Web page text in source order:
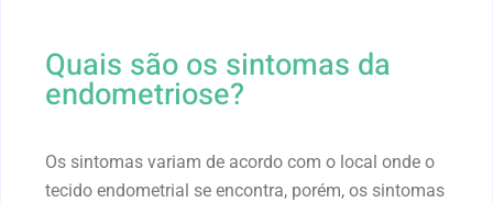
Quais são os sintomas da
endometriose?
Os sintomas variam de acordo com o local onde o
tecido endometrial se encontra, porém, os sintomas